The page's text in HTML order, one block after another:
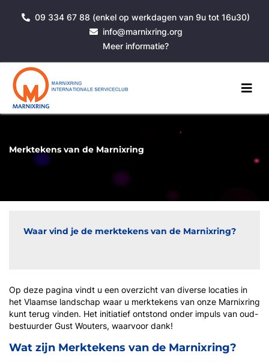
09 334 67 88 (enkel op werkdagen van 9u tot 16u30)
info@marnixring.org
Meer informatie?
Merktekens van de Marnixring
Waar vind je de merktekens van de Marnixring?
Op deze pagina vindt u een overzicht van diverse locaties in
het Vlaamse landschap waar u merktekens van onze Marnixring
kunt terug vinden. Het initiatief ontstond onder impuls van oud-
bestuurder Gust Wouters, waarvoor dank!
Wat zijn Merktekens van de Marnixring?